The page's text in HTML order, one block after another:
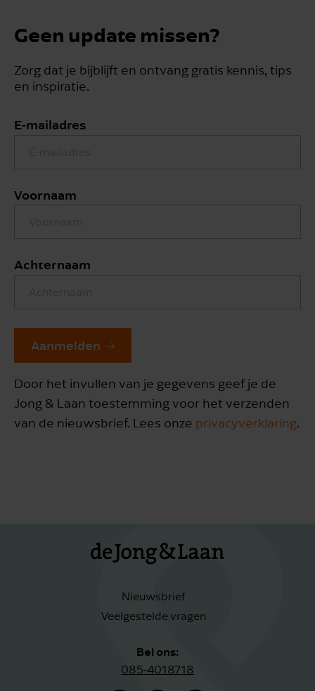
Geen update missen?
Zorg dat je bijblijft en ontvang gratis kennis, tips
en inspiratie.
E-mailadres
Voornaam
Achternaam
Aanmelden
Door het invullen van je gegevens geef je de
Jong & Laan toestemming voor het verzenden
van de nieuwsbrief. Lees onze privacyverklaring.
Nieuwsbrief
Veelgestelde vragen
Bel ons:
085-4018718